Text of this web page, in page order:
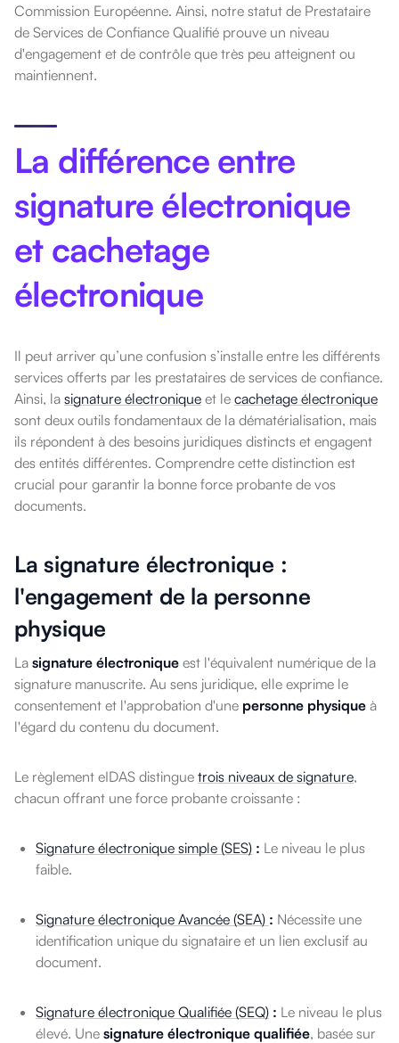
Commission Européenne. Ainsi, notre statut de Prestataire
de Services de Confiance Qualifié prouve un niveau
d'engagement et de contrôle que très peu atteignent ou
maintiennent.
La différence entre
signature électronique
et cachetage
électronique
Il peut arriver qu’une confusion s’installe entre les différents
services offerts par les prestataires de services de confiance.
Ainsi, la signature électronique et le cachetage électronique
sont deux outils fondamentaux de la dématérialisation, mais
ils répondent à des besoins juridiques distincts et engagent
des entités différentes. Comprendre cette distinction est
crucial pour garantir la bonne force probante de vos
documents.
La signature électronique :
l'engagement de la personne
physique
La signature électronique est l'équivalent numérique de la
signature manuscrite. Au sens juridique, elle exprime le
consentement et l'approbation d'une personne physique à
l'égard du contenu du document.
Le règlement eIDAS distingue trois niveaux de signature,
chacun offrant une force probante croissante :
Signature électronique simple (SES) : Le niveau le plus
faible.
Signature électronique Avancée (SEA) : Nécessite une
identification unique du signataire et un lien exclusif au
document.
Signature électronique Qualifiée (SEQ) : Le niveau le plus
élevé. Une signature électronique qualifiée, basée sur